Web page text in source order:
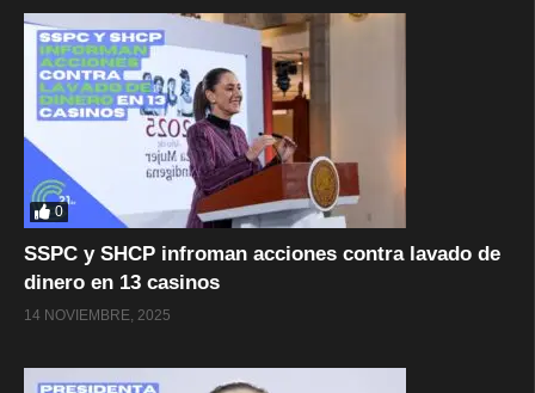
0
SSPC y SHCP infroman acciones contra lavado de
dinero en 13 casinos
14 NOVIEMBRE, 2025